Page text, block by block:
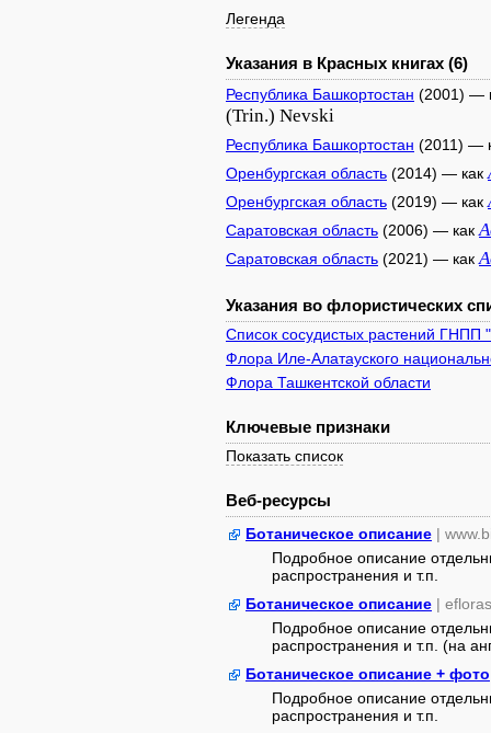
Легенда
Указания в Красных книгах (6)
Республика Башкортостан (2001) —
(Trin.) Nevski
Республика Башкортостан (2011) —
Оренбургская область (2014) — как
Оренбургская область (2019) — как
Саратовская область (2006) — как
Саратовская область (2021) — как
Указания во флористических
Список сосудистых растений ГНПП
Флора Иле-Алатауского
Флора Ташкентской области
Ключевые признаки
Показать список
Веб-ресурсы
Ботаническое описание |
Подробное описание
распространения и т.п.
Ботаническое описание |
Подробное описание
распространения и т.п. (на
Ботаническое описание + фото
Подробное описание
распространения и т.п.